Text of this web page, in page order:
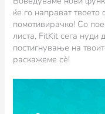
ќе го направат
помотивирачко! Со
листа, FitKit сега нуди
постигнување на
раскажеме сѐ!